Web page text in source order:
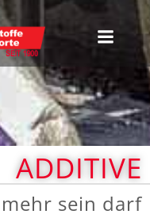
ADDITIVE
sein darf